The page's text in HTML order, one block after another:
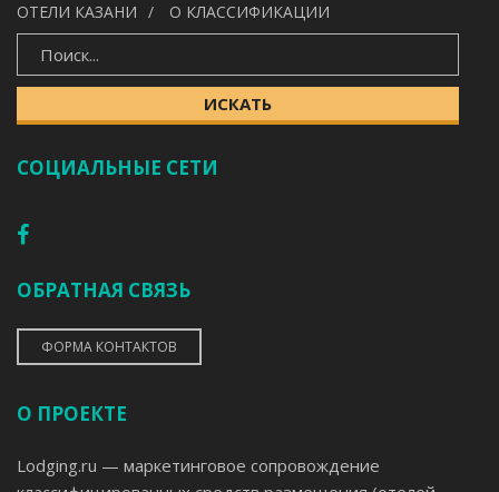
ИСКАТЬ
ОТЕЛИ КАЗАНИ
О КЛАССИФИКАЦИИ
ИСКАТЬ
СОЦИАЛЬНЫЕ СЕТИ
ОБРАТНАЯ СВЯЗЬ
ФОРМА КОНТАКТОВ
О ПРОЕКТЕ
Lodging.ru — маркетинговое сопровождение